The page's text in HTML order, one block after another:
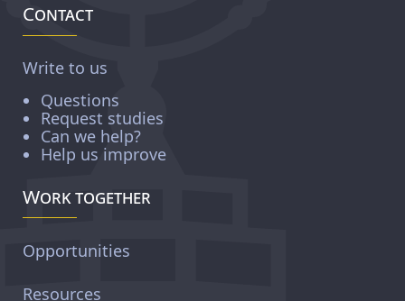
Contact
Write to us
Questions
Request studies
Can we help?
Help us improve
Work together
Opportunities
Resources